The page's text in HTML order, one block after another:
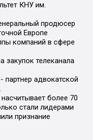
КНУ им.
продюсер
Европе
компаний в сфере
закупок телеканала
партнер адвокатской
более 70
стали лидерами
признание